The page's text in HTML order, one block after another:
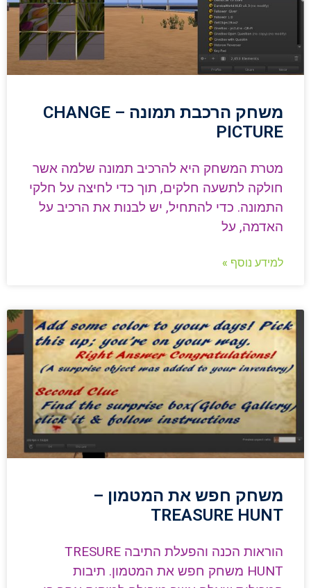
משחק הרכבת תמונה – CHANGE
PICTURE
מטרת המשחק היא להרכיב תמונה שלמה אשר
חולקה לתשעה חלקים, תוך כדי לחיצה על חלקי
התמונה. כדי להתחיל, יש לבנות את הרכיב על
האדמה, על
למידע נוסף »
משחק חפש את המטמון –
TREASURE HUNT
הוראות הכנה והפעלת התיבה TRESURE
HUNT משחק חפש את המטמון. תיבות